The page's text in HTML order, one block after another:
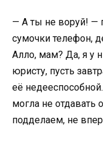
— А ты не воруй! —
сумочки телефон,
Алло, мам? Да, я у
юристу, пусть
её
могла не отдавать
подделаем, не